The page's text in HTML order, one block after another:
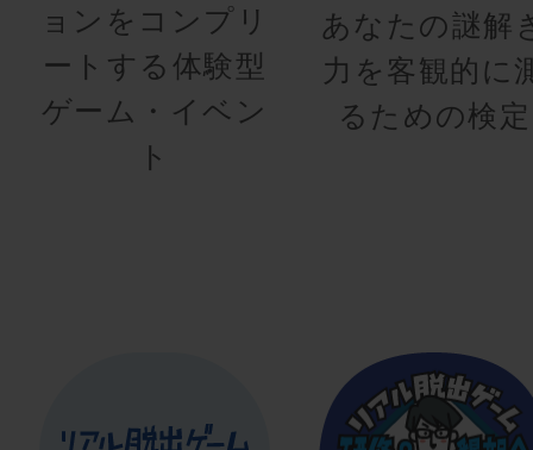
ョンをコンプリ
ートする体験型
ゲーム・イベン
ト
あなたの謎解
力を客観的に
るための検定